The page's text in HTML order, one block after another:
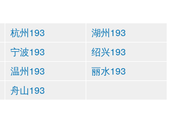
杭州193
湖州193
宁波193
绍兴193
温州193
丽水193
舟山193